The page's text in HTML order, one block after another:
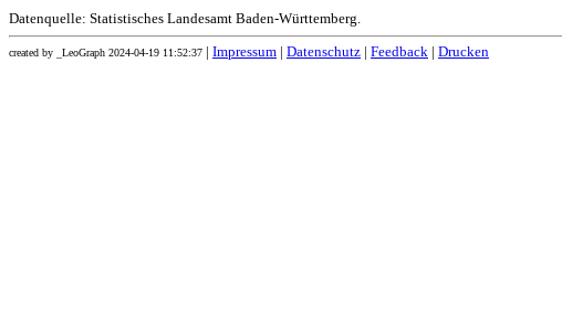
Datenquelle: Statistisches Landesamt Baden-Württemberg.
created by _LeoGraph 2024-04-19 11:52:37 Impressum Datenschutz Feedback Drucken